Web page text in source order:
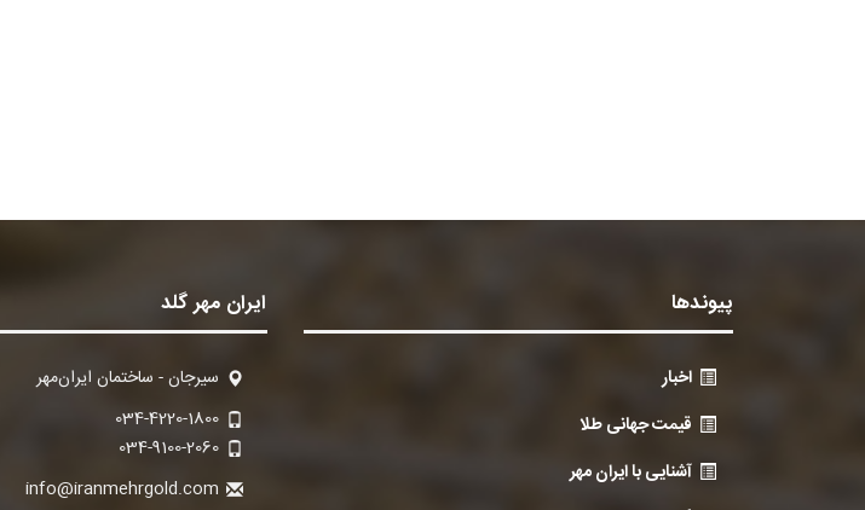
پیوندها
اخبار
قیمت جهانی طلا
آشنایی با ایران مهر
ایران مهر گلد
سیرجان - ساختمان ایران‌مهر
034-4220-1800
034-9100-2060
info@iranmehrgold.com